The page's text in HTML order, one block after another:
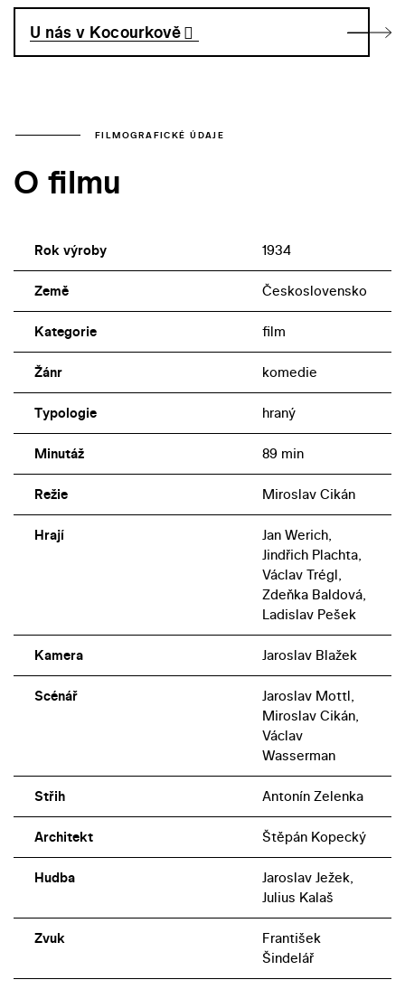
U nás v Kocourkově
FILMOGRAFICKÉ ÚDAJE
O filmu
Rok výroby 1934
Země Československo
Kategorie film
Žánr komedie
Typologie hraný
Minutáž 89 min
Režie Miroslav Cikán
Hrají
Jan Werich,
Jindřich Plachta,
Václav Trégl,
Zdeňka Baldová,
Ladislav Pešek
Kamera Jaroslav Blažek
Scénář
Jaroslav Mottl,
Miroslav Cikán,
Václav
Wasserman
Střih Antonín Zelenka
Architekt Štěpán Kopecký
Hudba
Jaroslav Ježek,
Julius Kalaš
Zvuk
František
Šindelář